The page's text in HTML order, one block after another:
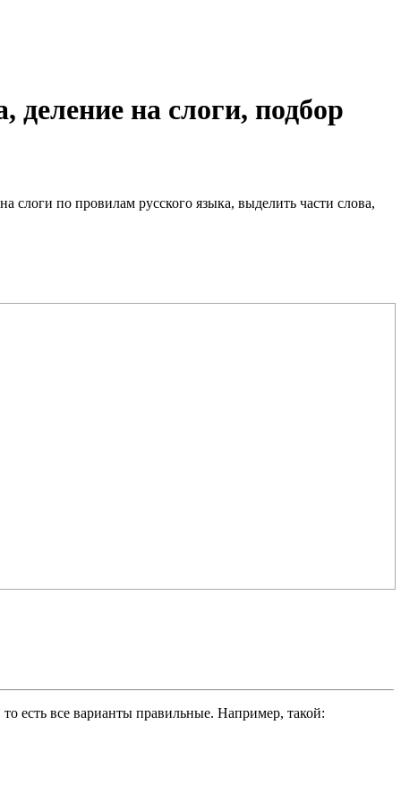
на слоги, подбор
слоги по провилам русского языка, выделить части слова,
есть все варианты правильные. Например, такой: